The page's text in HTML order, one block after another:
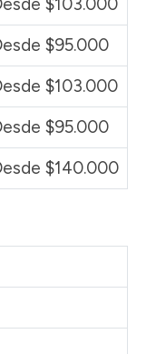
$95.000
$103.000
$95.000
$140.000